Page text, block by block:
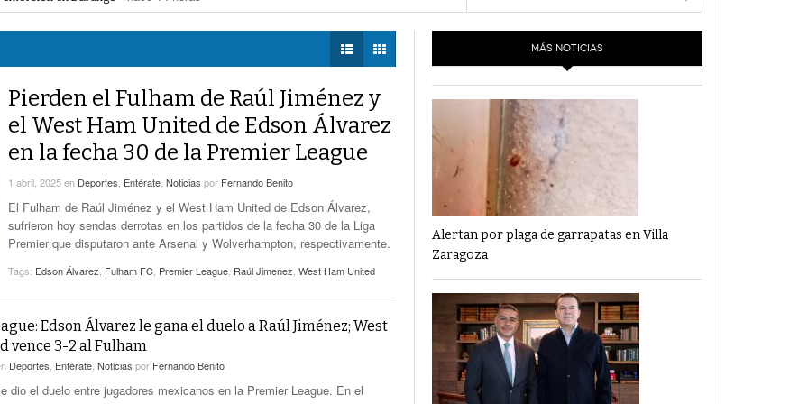
Torreón
- hace 17 horas -
Lanzan Convocatoria Del Concurso De Poesía
Enriqueta Ochoa- hace 19 horas -
Expone CLIP Preocupación Por Reformas
Laborales. ‘Hacen Ver A Patrones Como
Enemigos’, Considera- hace 19 horas -
TWEETS AND
LA MEJOR 97.1
ESTÉREO GALLITO
Financiamiento’ Por PC29
‘La Laguna: Bomba De Tiempo Por Falta De
Planeación’ Por PC29
‘Las Corrupciones, Sus Formas Y Efectos’ Por
PC29 - 7 mayo, 2021
bloquearon Mieleras- hace 14 horas -
Agua Saludable- hace 14 horas -
Justicia de Durango por presunto cohecho
Pierden el Fulham de Raúl Jiménez y
el West Ham United de Edson Álvarez
en la fecha 30 de la Premier League
1 abril, 2025en Deportes Entérate Noticias por Fernando Benito
El Fulham de Raúl Jiménez y el West Ham United de Edson Álvarez,
sufrieron hoy sendas derrotas en los partidos de la fecha 30 de la Liga
Premier que disputaron ante Arsenal y Wolverhampton, respectivamente.
Tags: Edson Álvarez Fulham FC Premier League Raúl Jimenez West Ham United
Edson Álvarez le gana el duelo a Raúl Jiménez; West
vence 3-2 al Fulham
Deportes Entérate Noticias por Fernando Benito
dio el duelo entre jugadores mexicanos en la Premier League. En el
MÁS NOTICIAS
Alertan por plaga de garrapatas en Villa
Zaragoza